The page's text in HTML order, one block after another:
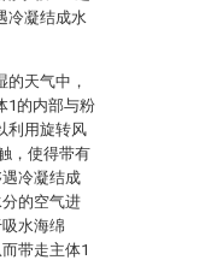
冷凝结成水
天气中，
1的内部与粉
利用旋转风
，使得带有
冷凝结成
的空气进
水海绵
带走主体1